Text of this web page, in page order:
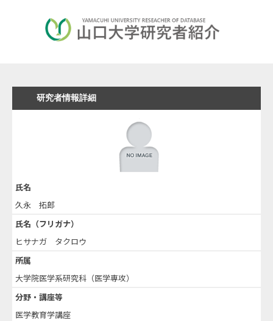
研究者情報詳細
氏名
久永 拓郎
氏名（フリガナ）
ヒサナガ タクロウ
所属
大学院医学系研究科（医学専攻）
分野・講座等
医学教育学講座